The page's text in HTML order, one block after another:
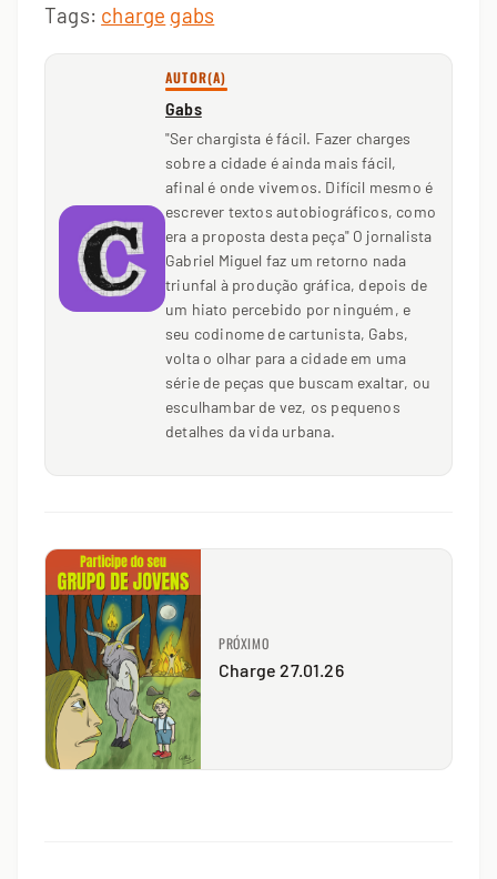
Tags: charge gabs
AUTOR(A)
Gabs
"Ser chargista é fácil. Fazer charges
sobre a cidade é ainda mais fácil,
afinal é onde vivemos. Difícil mesmo é
escrever textos autobiográficos, como
era a proposta desta peça" O jornalista
Gabriel Miguel faz um retorno nada
triunfal à produção gráfica, depois de
um hiato percebido por ninguém, e
seu codinome de cartunista, Gabs,
volta o olhar para a cidade em uma
série de peças que buscam exaltar, ou
esculhambar de vez, os pequenos
detalhes da vida urbana.
PRÓXIMO
Charge 27.01.26